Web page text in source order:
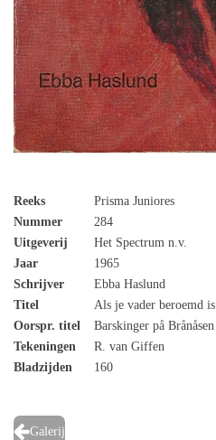
Reeks
Prisma Juniores
Nummer
284
Uitgeverij
Het Spectrum n.v.
Jaar
1965
Schrijver
Ebba Haslund
Titel
Als je vader beroemd is
Oorspr. titel
Barskinger på Brånåsen
Tekeningen
R. van Giffen
Bladzijden
160
Galerij